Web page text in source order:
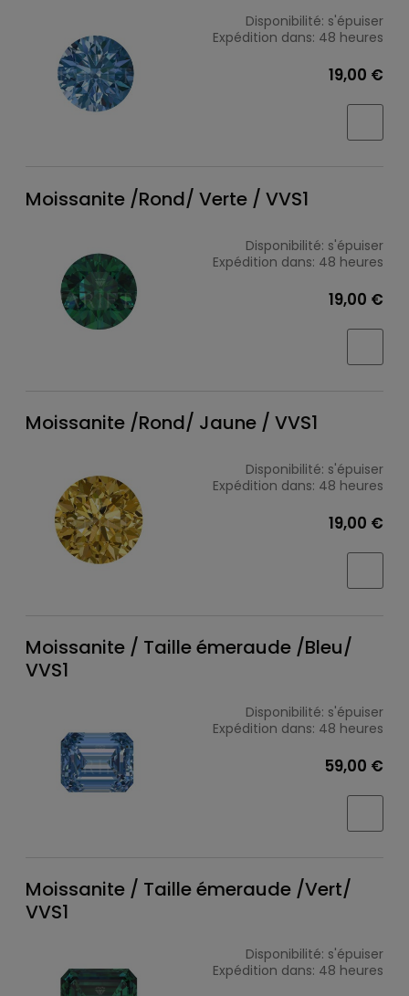
Disponibilité: s'épuiser
Expédition dans: 48 heures
19,00 €
Moissanite /Rond/ Verte / VVS1
Disponibilité: s'épuiser
Expédition dans: 48 heures
19,00 €
Moissanite /Rond/ Jaune / VVS1
Disponibilité: s'épuiser
Expédition dans: 48 heures
19,00 €
Moissanite / Taille émeraude /Bleu/
VVS1
Disponibilité: s'épuiser
Expédition dans: 48 heures
59,00 €
Moissanite / Taille émeraude /Vert/
VVS1
Disponibilité: s'épuiser
Expédition dans: 48 heures